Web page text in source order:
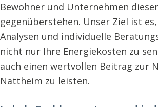
Bewohner und Unternehmen
gegenüberstehen. Unser Ziel ist
Analysen und individuelle
nicht nur Ihre Energiekosten zu
auch einen wertvollen Beitrag zur
Nattheim zu leisten.